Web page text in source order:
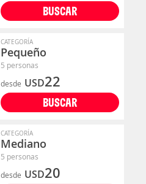
BUSCAR
CATEGORÍA
Pequeño
5 personas
desde USD22
BUSCAR
CATEGORÍA
Mediano
5 personas
desde USD20